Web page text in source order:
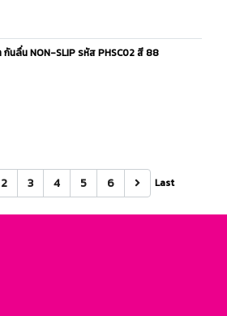
กันลื่น NON-SLIP รหัส PHSC02 สี 88
2 3 4 5 6 Last